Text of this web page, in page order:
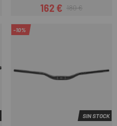
Precio
162 €Precio regular
180 €
-10%
SIN STOCK